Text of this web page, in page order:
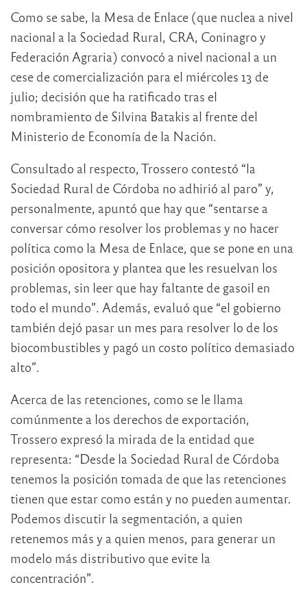
Como se sabe, la Mesa de Enlace (que nuclea a nivel
nacional a la Sociedad Rural, CRA, Coninagro y
Federación Agraria) convocó a nivel nacional a un
cese de comercialización para el miércoles 13 de
julio; decisión que ha ratificado tras el
nombramiento de Silvina Batakis al frente del
Ministerio de Economía de la Nación.
Consultado al respecto, Trossero contestó “la
Sociedad Rural de Córdoba no adhirió al paro” y,
personalmente, apuntó que hay que “sentarse a
conversar cómo resolver los problemas y no hacer
política como la Mesa de Enlace, que se pone en una
posición opositora y plantea que les resuelvan los
problemas, sin leer que hay faltante de gasoil en
todo el mundo”. Además, evaluó que “el gobierno
también dejó pasar un mes para resolver lo de los
biocombustibles y pagó un costo político demasiado
alto”.
Acerca de las retenciones, como se le llama
comúnmente a los derechos de exportación,
Trossero expresó la mirada de la entidad que
representa: “Desde la Sociedad Rural de Córdoba
tenemos la posición tomada de que las retenciones
tienen que estar como están y no pueden aumentar.
Podemos discutir la segmentación, a quien
retenemos más y a quien menos, para generar un
modelo más distributivo que evite la
concentración”.